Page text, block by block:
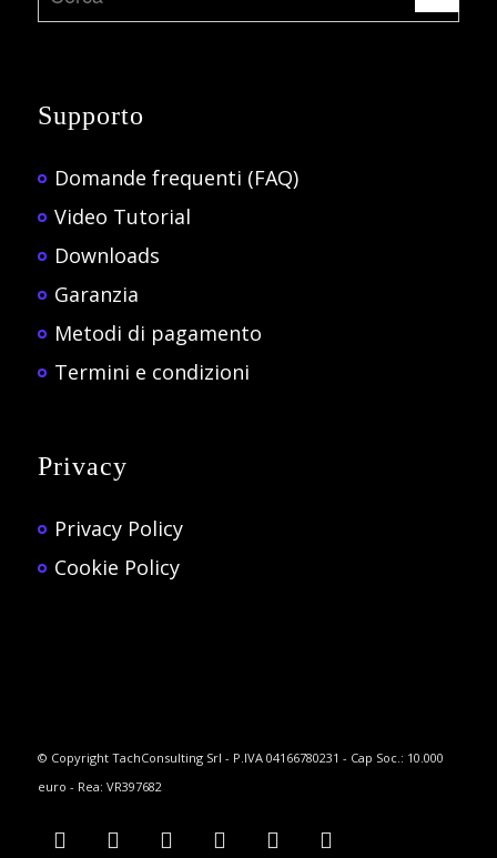
Supporto
Domande frequenti (FAQ)
Video Tutorial
Downloads
Garanzia
Metodi di pagamento
Termini e condizioni
Privacy
Privacy Policy
Cookie Policy
© Copyright TachConsulting Srl - P.IVA 04166780231 - Cap Soc.: 10.000
euro - Rea: VR397682